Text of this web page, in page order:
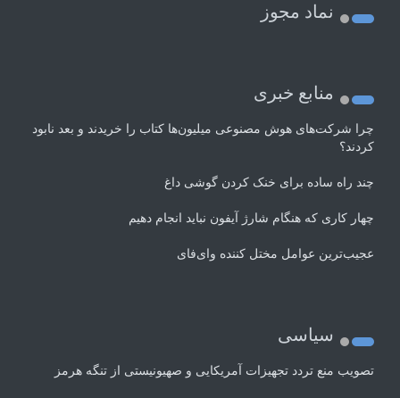
نماد مجوز
منابع خبری
چرا شرکت‌های هوش مصنوعی میلیون‌ها کتاب را خریدند و بعد نابود
کردند؟
چند راه‌ ساده برای خنک کردن گوشی داغ
چهار کاری که هنگام شارژ آیفون نباید انجام دهیم
عجیب‌ترین عوامل مختل کننده وای‌فای
سیاسی
تصویب منع تردد تجهیزات آمریکایی و صهیونیستی از تنگه هرمز